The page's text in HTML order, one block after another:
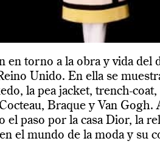
en torno a la obra y vida del
Unido. En ella se
la pea jacket, trench-
Braque y Van
el paso por la casa Dior, la
el mundo de la moda y su